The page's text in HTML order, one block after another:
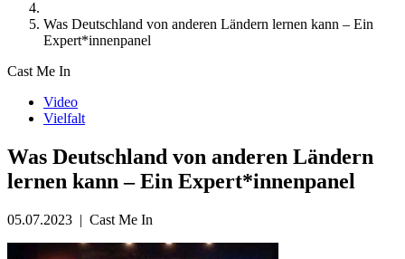
Was Deutschland von anderen Ländern lernen kann – Ein
Expert*innenpanel
Cast Me In
Video
Vielfalt
Was Deutschland von anderen Ländern
lernen kann – Ein Expert*innenpanel
05.07.2023 | Cast Me In